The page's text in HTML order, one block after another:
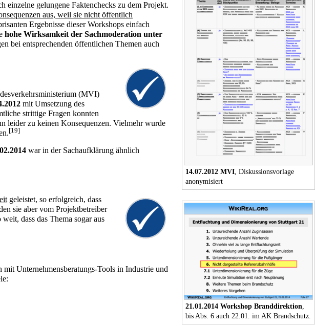
14.07.2012 MVI, Diskussionsvorlage
anonymisiert
einzelne gelungene Faktenchecks zu dem Projekt.
aus, weil sie nicht öffentlich
Ergebnisse dieser Workshops einfach
hohe Wirksamkeit der Sachmoderation unter
bei entsprechenden öffentlichen Themen auch
(MVI)
mit Umsetzung des
strittige Fragen konnten
leider zu keinen Konsequenzen. Vielmehr wurde
[19]
war in der Sachaufklärung ähnlich
21.01.2014 Workshop Branddirektion
bis Abs. 6 auch 22.01. im AK Brandschutz.
geleistet, so erfolgreich, dass
sie aber vom Projektbetreiber
dass das Thema sogar aus
Unternehmensberatungs-Tools in Industrie und